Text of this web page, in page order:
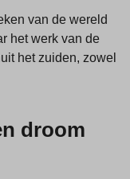
van de wereld
het werk van de
het zuiden, zowel
droom